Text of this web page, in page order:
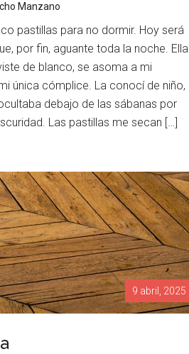
Manzano
pastillas para no dormir. Hoy será
por fin, aguante toda la noche. Ella
de blanco, se asoma a mi
única cómplice. La conocí de niño,
debajo de las sábanas por
Las pastillas me secan […]
9 abril, 2025